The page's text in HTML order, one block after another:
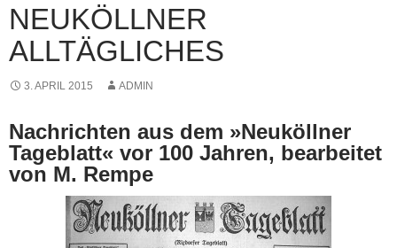
NEUKÖLLNER
ALLTÄGLICHES
3. APRIL 2015 ADMIN
Nachrichten aus dem »Neuköllner
Tageblatt« vor 100 Jahren, bearbeitet
von M. Rempe